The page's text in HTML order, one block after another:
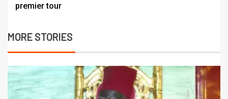
premier tour
MORE STORIES